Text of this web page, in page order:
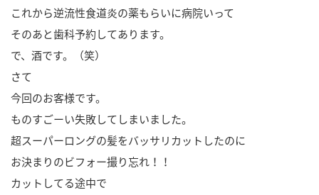
これから逆流性食道炎の薬もらいに病院いって
そのあと歯科予約してあります。
で、酒です。（笑）
さて
今回のお客様です。
ものすごーい失敗してしまいました。
超スーパーロングの髪をバッサリカットしたのに
お決まりのビフォー撮り忘れ！！
カットしてる途中で